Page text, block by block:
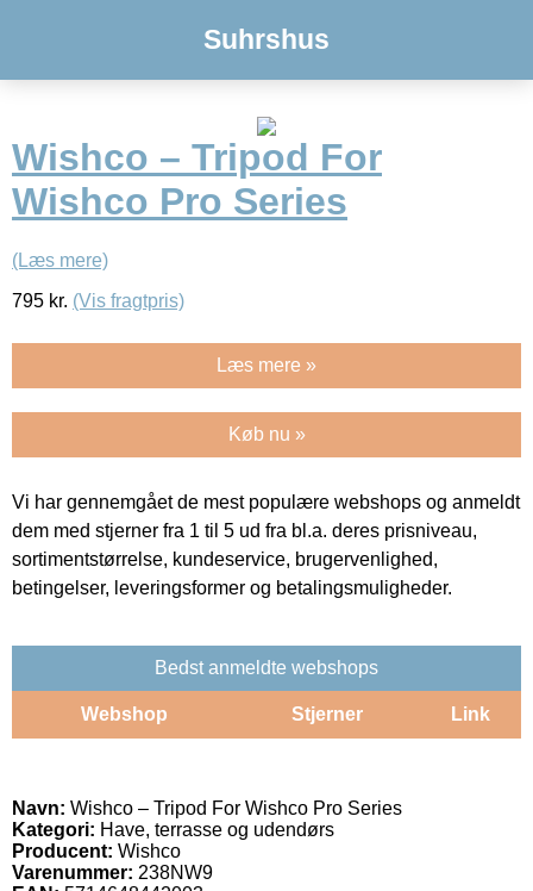
Suhrshus
Wishco – Tripod For
Wishco Pro Series
(Læs mere)
795 kr. (Vis fragtpris)
Læs mere »
Køb nu »
Vi har gennemgået de mest populære webshops og anmeldt
dem med stjerner fra 1 til 5 ud fra bl.a. deres prisniveau,
sortimentstørrelse, kundeservice, brugervenlighed,
betingelser, leveringsformer og betalingsmuligheder.
Bedst anmeldte webshops
Webshop Stjerner Link
Navn: Wishco – Tripod For Wishco Pro Series
Kategori: Have, terrasse og udendørs
Producent: Wishco
Varenummer: 238NW9